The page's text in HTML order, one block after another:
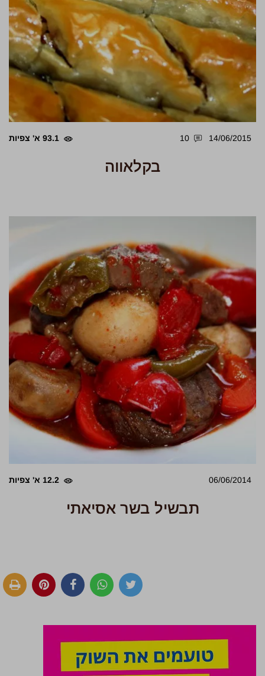
14/06/2015
10 93.1 א' צפיות
בקלאווה
06/06/2014 12.2 א' צפיות
תבשיל בשר אסיאתי